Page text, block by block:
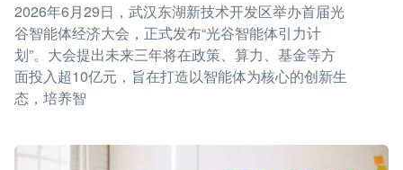
2026年6月29日，武汉东湖新技术开发区举办首届光
谷智能体经济大会，正式发布“光谷智能体引力计
划”。大会提出未来三年将在政策、算力、基金等方
面投入超10亿元，旨在打造以智能体为核心的创新生
态，培养智